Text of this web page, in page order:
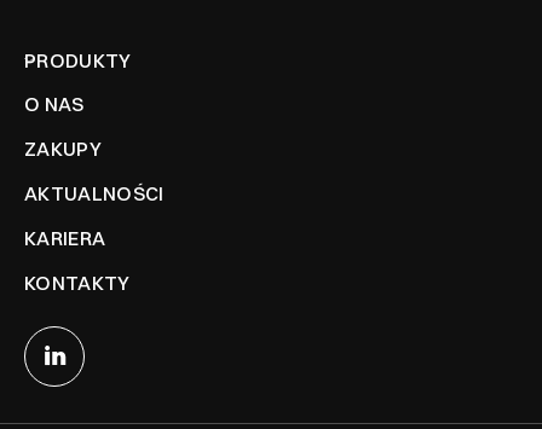
PRODUKTY
O NAS
ZAKUPY
AKTUALNOŚCI
KARIERA
KONTAKTY